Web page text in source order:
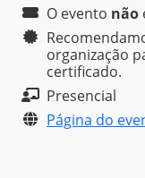
O evento não
organização
certificado.
Presencial
Página do